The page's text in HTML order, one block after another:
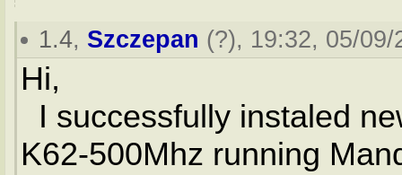
1.4, Szczepan (?), 19:32, 05/09/
Hi,
I successfully instaled
K62-500Mhz running